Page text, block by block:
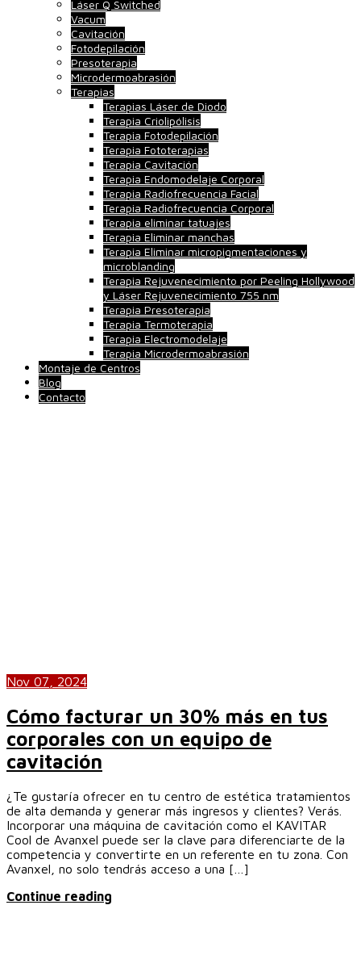
Láser Q Switched
Vacum
Cavitación
Fotodepilación
Presoterapia
Microdermoabrasión
Terapias
Terapias Láser de Diodo
Terapia Criolipólisis
Terapia Fotodepilación
Terapia Fototerapias
Terapia Cavitación
Terapia Endomodelaje Corporal
Terapia Radiofrecuencia Facial
Terapia Radiofrecuencia Corporal
Terapia eliminar tatuajes
Terapia Eliminar manchas
Terapia Eliminar micropigmentaciones y
microblanding
Terapia Rejuvenecimiento por Peeling Hollywood
y Láser Rejuvenecimiento 755 nm
Terapia Presoterapia
Terapia Termoterapia
Terapia Electromodelaje
Terapia Microdermoabrasión
Montaje de Centros
Blog
Contacto
Nov 07, 2024
Cómo facturar un 30% más en tus
corporales con un equipo de
cavitación
¿Te gustaría ofrecer en tu centro de estética tratamientos
de alta demanda y generar más ingresos y clientes? Verás.
Incorporar una máquina de cavitación como el KAVITAR
Cool de Avanxel puede ser la clave para diferenciarte de la
competencia y convertirte en un referente en tu zona. Con
Avanxel, no solo tendrás acceso a una […]
Continue reading